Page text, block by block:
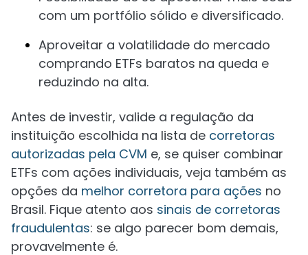
com um portfólio sólido e diversificado.
Aproveitar a volatilidade do mercado
comprando ETFs baratos na queda e
reduzindo na alta.
Antes de investir, valide a regulação da
instituição escolhida na lista de corretoras
autorizadas pela CVM e, se quiser combinar
ETFs com ações individuais, veja também as
opções da melhor corretora para ações no
Brasil. Fique atento aos sinais de corretoras
fraudulentas: se algo parecer bom demais,
provavelmente é.